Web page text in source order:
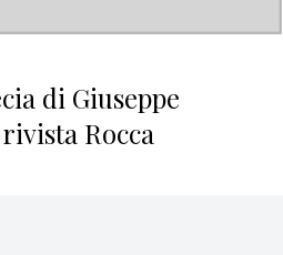
di Giuseppe
Rocca